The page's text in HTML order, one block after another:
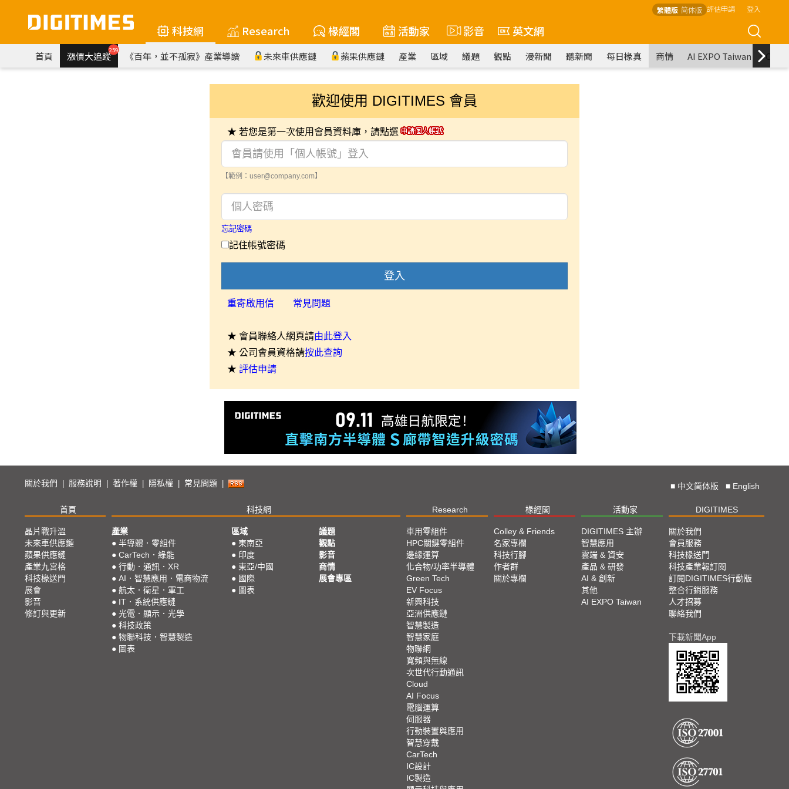
繁體版 简体版 評估申請 登入
科技網 Research 椽經閣 活動家 影音 英文網
首頁 漲價大追蹤259 《百年，並不孤寂》產業導讀 未來車供應鏈 蘋果供應鏈 產業 區域 議題 觀點 漫新聞 聽新聞 每日椽真 商情 AI EXPO Taiwan
歡迎使用 DIGITIMES 會員
★ 若您是第一次使用會員資料庫，請點選
【範例：user@company.com】
忘記密碼
記住帳號密碼
登入
重寄啟用信 常見問題
★ 會員聯絡人網頁請由此登入
★ 公司會員資格請按此查詢
★ 評估申請
關於我們 服務說明 著作權 隱私權 常見問題 ■ 中文简体版 ■ English
首頁 科技網 Research 椽經閣 活動家 DIGITIMES
晶片戰升溫
未來車供應鏈
蘋果供應鏈
產業九宮格
科技椽送門
展會
影音
修訂與更新
產業
● 半導體．零組件
● CarTech．綠能
● 行動．通訊．XR
● AI．智慧應用．電商物流
● 航太．衛星．軍工
● IT．系統供應鏈
● 光電．顯示．光學
● 科技政策
● 物聯科技．智慧製造
● 圖表
區域
● 東南亞
● 印度
● 東亞/中國
● 國際
● 圖表
議題
觀點
影音
商情
展會專區
車用零組件
HPC關鍵零組件
邊緣運算
化合物/功率半導體
Green Tech
EV Focus
新興科技
亞洲供應鏈
智慧製造
智慧家庭
物聯網
寬頻與無線
次世代行動通訊
Cloud
AI Focus
電腦運算
伺服器
行動裝置與應用
智慧穿戴
CarTech
IC設計
IC製造
Colley & Friends
名家專欄
科技行腳
作者群
關於專欄
DIGITIMES 主辦
智慧應用
雲端 & 資安
產品 & 研發
AI & 創新
其他
AI EXPO Taiwan
關於我們
會員服務
科技椽送門
科技產業報訂閱
訂閱DIGITIMES行動版
整合行銷服務
人才招募
聯絡我們
下載新聞App